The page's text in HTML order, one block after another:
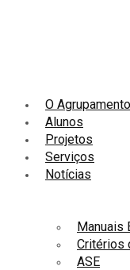
O Agrupamento
Alunos
Manuais
Critérios
ASE
Projetos
Serviços
Notícias